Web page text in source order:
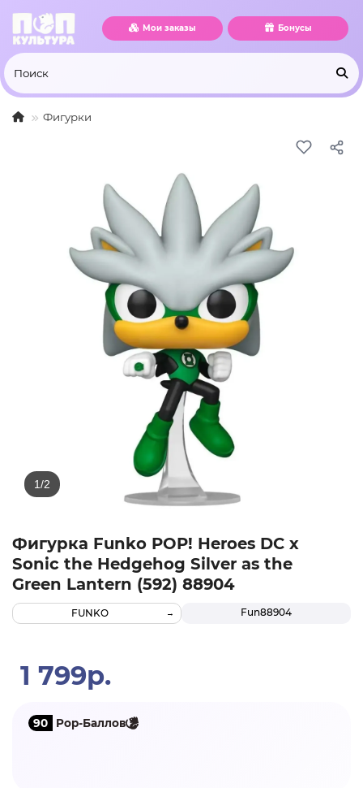
Мои заказы Бонусы
Фигурки
Фигурка Funko POP! Heroes DC х
Sonic the Hedgehog Silver as the
Green Lantern (592) 88904
Fun88904
FUNKO
1 799р.
90 Pop-Баллов